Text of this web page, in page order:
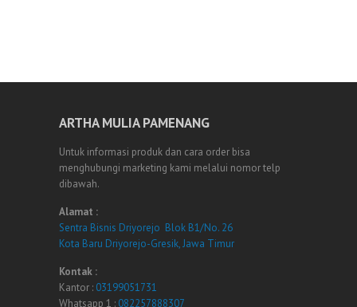
ARTHA MULIA PAMENANG
Untuk informasi produk dan cara order bisa
menghubungi marketing kami melalui nomor telp
dibawah.
Alamat :
Sentra Bisnis Driyorejo Blok B1/No. 26
Kota Baru Driyorejo-Gresik, Jawa Timur
Kontak :
Kantor : 03199051731
Whatsapp 1 : 082257888307